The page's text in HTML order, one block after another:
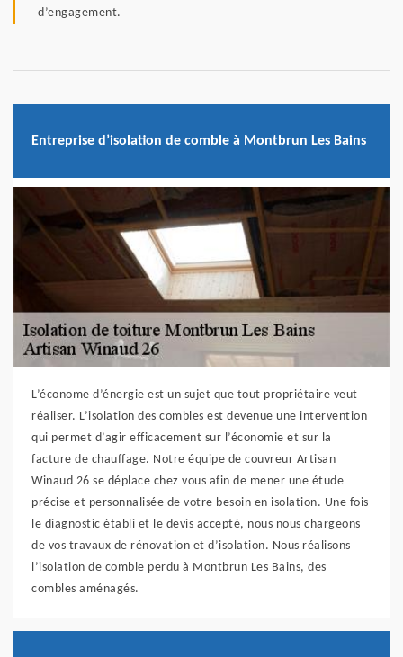
d’engagement.
Entreprise d’isolation de comble à Montbrun Les Bains
L’économe d’énergie est un sujet que tout propriétaire veut
réaliser. L’isolation des combles est devenue une intervention
qui permet d’agir efficacement sur l’économie et sur la
facture de chauffage. Notre équipe de couvreur Artisan
Winaud 26 se déplace chez vous afin de mener une étude
précise et personnalisée de votre besoin en isolation. Une fois
le diagnostic établi et le devis accepté, nous nous chargeons
de vos travaux de rénovation et d’isolation. Nous réalisons
l’isolation de comble perdu à Montbrun Les Bains, des
combles aménagés.